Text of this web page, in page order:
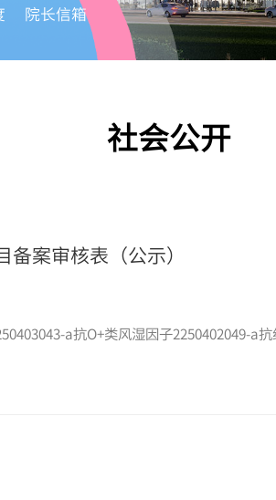
院长信箱
社会公开
案审核表（公示）
a抗O+类风湿因子2250402049-a